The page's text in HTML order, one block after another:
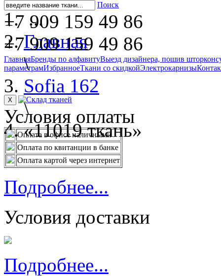
...
Главная
\
Sofia 162
\
«11019 ткань»
Поиск
+7 909 159 49 86
+7 909 159 49 86
ГлавнаяБренды по алфавитуВыезд дизайнера, пошив штор
параметрамИзбранноеТкани со скидкойЭлектрокарнизы
X
Условия оплаты
Оплата в офисе наличными
Оплата по квитанции в банке
Оплата картой через интернет
Подробнее...
Условия доставки
Подробнее...